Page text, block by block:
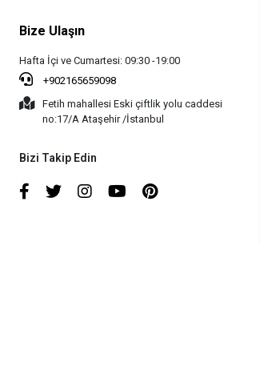
Bize Ulaşın
Hafta İçi ve Cumartesi: 09:30 -19:00
+902165659098
Fetih mahallesi Eski çiftlik yolu caddesi
no:17/A Ataşehir /İstanbul
Bizi Takip Edin